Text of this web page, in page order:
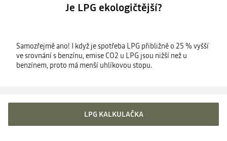
Je LPG ekologičtější?
Samozřejmě ano! I když je spotřeba LPG přibližně o 25 % vyšší
ve srovnání s benzínu, emise CO2 u LPG jsou nižší než u
benzínem, proto má menší uhlíkovou stopu.
LPG KALKULAČKA